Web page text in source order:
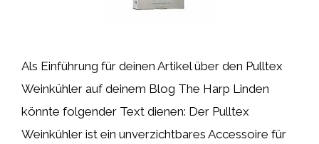
Als Einführung für deinen Artikel über den Pulltex
Weinkühler auf deinem Blog The Harp Linden
könnte folgender Text dienen: Der Pulltex
Weinkühler ist ein unverzichtbares Accessoire für